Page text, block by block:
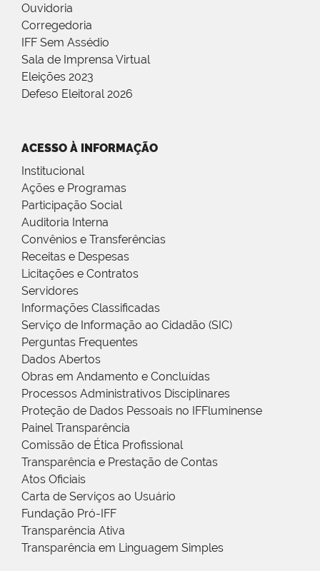
Ouvidoria
Corregedoria
IFF Sem Assédio
Sala de Imprensa Virtual
Eleições 2023
Defeso Eleitoral 2026
ACESSO À INFORMAÇÃO
Institucional
Ações e Programas
Participação Social
Auditoria Interna
Convênios e Transferências
Receitas e Despesas
Licitações e Contratos
Servidores
Informações Classificadas
Serviço de Informação ao Cidadão (SIC)
Perguntas Frequentes
Dados Abertos
Obras em Andamento e Concluídas
Processos Administrativos Disciplinares
Proteção de Dados Pessoais no IFFluminense
Painel Transparência
Comissão de Ética Profissional
Transparência e Prestação de Contas
Atos Oficiais
Carta de Serviços ao Usuário
Fundação Pró-IFF
Transparência Ativa
Transparência em Linguagem Simples